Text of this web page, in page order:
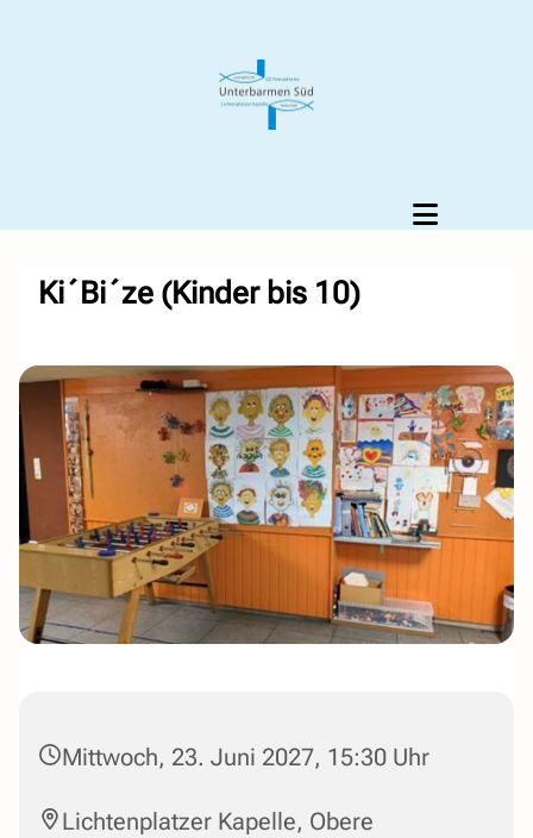
Ki´Bi´ze (Kinder bis 10)
Mittwoch, 23. Juni 2027, 15:30 Uhr
Lichtenplatzer Kapelle, Obere